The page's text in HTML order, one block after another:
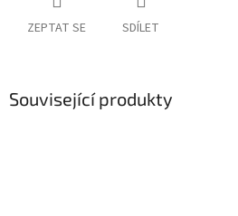
ZEPTAT SE SDÍLET
Související produkty